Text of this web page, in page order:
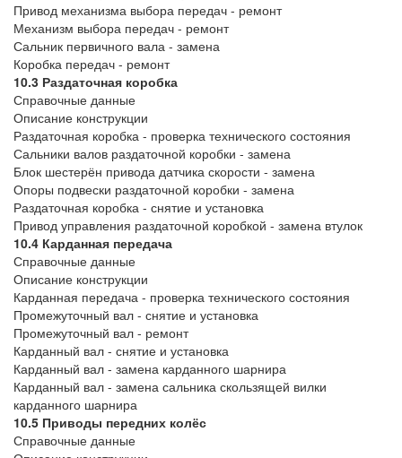
Привод механизма выбора передач - ремонт
Механизм выбора передач - ремонт
Сальник первичного вала - замена
Коробка передач - ремонт
10.3 Раздаточная коробка
Справочные данные
Описание конструкции
Раздаточная коробка - проверка технического состояния
Сальники валов раздаточной коробки - замена
Блок шестерён привода датчика скорости - замена
Опоры подвески раздаточной коробки - замена
Раздаточная коробка - снятие и установка
Привод управления раздаточной коробкой - замена втулок
10.4 Карданная передача
Справочные данные
Описание конструкции
Карданная передача - проверка технического состояния
Промежуточный вал - снятие и установка
Промежуточный вал - ремонт
Карданный вал - снятие и установка
Карданный вал - замена карданного шарнира
Карданный вал - замена сальника скользящей вилки
карданного шарнира
10.5 Приводы передних колёс
Справочные данные